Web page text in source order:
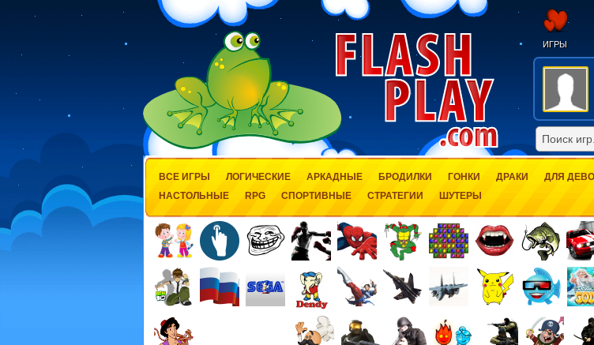
ИГРЫ
ВСЕ ИГРЫ ЛОГИЧЕСКИЕ АРКАДНЫЕ БРОДИЛКИ ГОНКИ ДРАКИ ДЛЯ
НАСТОЛЬНЫЕ
RPG СПОРТИВНЫЕ СТРАТЕГИИ ШУТЕРЫ